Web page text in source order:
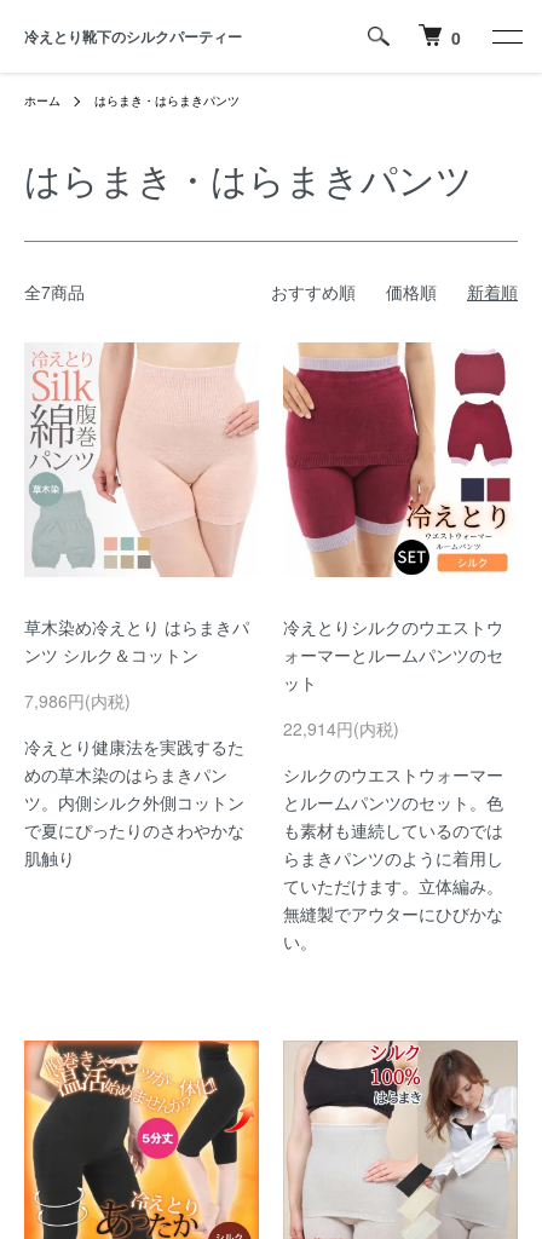
冷えとり靴下のシルクパーティー 0
ホーム はらまき・はらまきパンツ
はらまき・はらまきパンツ
全7商品 おすすめ順 価格順 新着順
草木染め冷えとり はらまきパ
ンツ シルク＆コットン
7,986円(内税)
冷えとり健康法を実践するた
めの草木染のはらまきパン
ツ。内側シルク外側コットン
で夏にぴったりのさわやかな
肌触り
冷えとりシルクのウエストウ
ォーマーとルームパンツのセ
ット
22,914円(内税)
シルクのウエストウォーマー
とルームパンツのセット。色
も素材も連続しているのでは
らまきパンツのように着用し
ていただけます。立体編み。
無縫製でアウターにひびかな
い。